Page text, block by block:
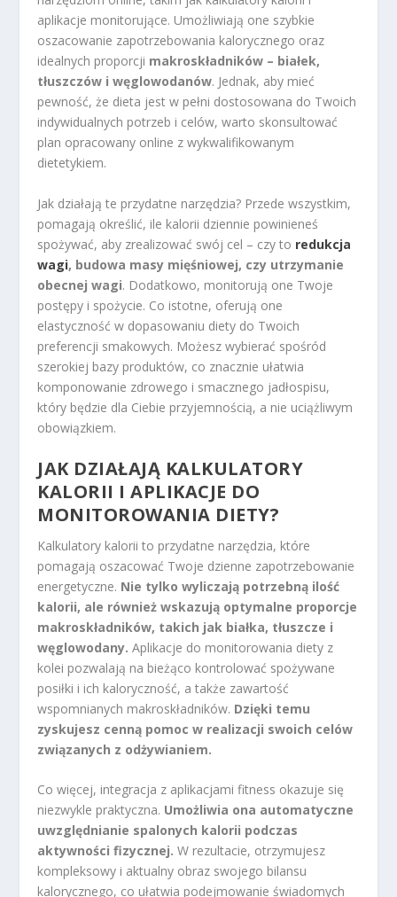
aplikacje monitorujące. Umożliwiają one szybkie
oszacowanie zapotrzebowania kalorycznego oraz
idealnych proporcji makroskładników – białek,
tłuszczów i węglowodanów. Jednak, aby mieć
pewność, że dieta jest w pełni dostosowana do Twoich
indywidualnych potrzeb i celów, warto skonsultować
plan opracowany online z wykwalifikowanym
dietetykiem.
Jak działają te przydatne narzędzia? Przede wszystkim,
pomagają określić, ile kalorii dziennie powinieneś
spożywać, aby zrealizować swój cel – czy to redukcja
wagi, budowa masy mięśniowej, czy utrzymanie
obecnej wagi. Dodatkowo, monitorują one Twoje
postępy i spożycie. Co istotne, oferują one
elastyczność w dopasowaniu diety do Twoich
preferencji smakowych. Możesz wybierać spośród
szerokiej bazy produktów, co znacznie ułatwia
komponowanie zdrowego i smacznego jadłospisu,
który będzie dla Ciebie przyjemnością, a nie uciążliwym
obowiązkiem.
JAK DZIAŁAJĄ KALKULATORY
KALORII I APLIKACJE DO
MONITOROWANIA DIETY?
Kalkulatory kalorii to przydatne narzędzia, które
pomagają oszacować Twoje dzienne zapotrzebowanie
energetyczne. Nie tylko wyliczają potrzebną ilość
kalorii, ale również wskazują optymalne proporcje
makroskładników, takich jak białka, tłuszcze i
węglowodany. Aplikacje do monitorowania diety z
kolei pozwalają na bieżąco kontrolować spożywane
posiłki i ich kaloryczność, a także zawartość
wspomnianych makroskładników. Dzięki temu
zyskujesz cenną pomoc w realizacji swoich celów
związanych z odżywianiem.
Co więcej, integracja z aplikacjami fitness okazuje się
niezwykle praktyczna. Umożliwia ona automatyczne
uwzględnianie spalonych kalorii podczas
aktywności fizycznej. W rezultacie, otrzymujesz
kompleksowy i aktualny obraz swojego bilansu
kalorycznego, co ułatwia podejmowanie świadomych